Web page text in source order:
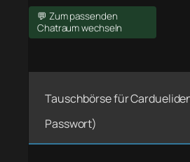
💬 Zum passenden
Chatraum wechseln
Tauschbörse für
Passwort)